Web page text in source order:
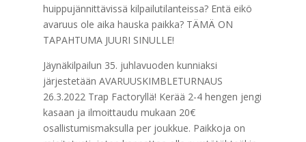
huippujännittävissä kilpailutilanteissa? Entä eikö
avaruus ole aika hauska paikka? TÄMÄ ON
TAPAHTUMA JUURI SINULLE!
Jäynäkilpailun 35. juhlavuoden kunniaksi
järjestetään AVARUUSKIMBLETURNAUS
26.3.2022 Trap Factoryllä! Kerää 2-4 hengen jengi
kasaan ja ilmoittaudu mukaan 20€
osallistumismaksulla per joukkue. Paikkoja on